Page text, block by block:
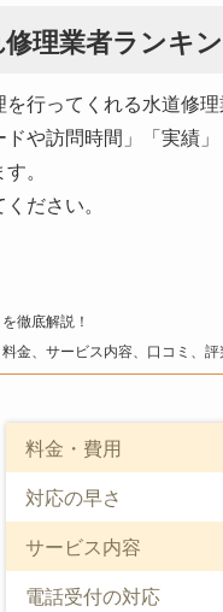
理業者ランキ
行ってくれる水道修
や訪問時間」「実績」
。
ださい。
を徹底解説！
料金、サービス内容、口コミ、評
料金・費用
対応の早さ
サービス内容
電話受付の対応